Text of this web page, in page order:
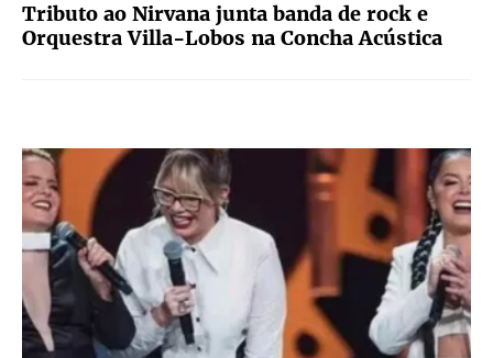
Tributo ao Nirvana junta banda de rock e
Orquestra Villa-Lobos na Concha Acústica